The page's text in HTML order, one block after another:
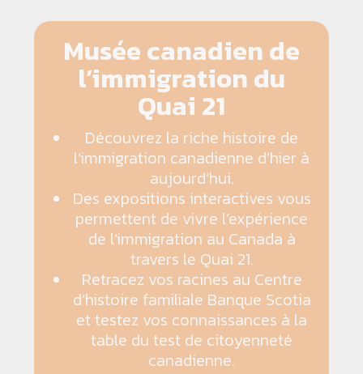
Musée canadien de
l’immigration du
Quai 21
Découvrez la riche histoire de
l’immigration canadienne d’hier à
aujourd’hui.
Des expositions interactives vous
permettent de vivre l’expérience
de l’immigration au Canada à
travers le Quai 21.
Retracez vos racines au Centre
d’histoire familiale Banque Scotia
et testez vos connaissances à la
table du test de citoyenneté
canadienne.